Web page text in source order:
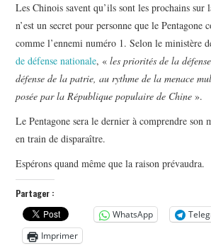
Les Chinois savent qu’ils sont les prochains sur
n’est un secret pour personne que le Pentagone
comme l’ennemi numéro 1. Selon le ministère
de défense nationale, «les priorités de la
défense de la patrie, au rythme de la menace
posée par la République populaire de Chine ».
Le Pentagone sera le dernier à comprendre son
en train de disparaître.
Espérons quand même que la raison prévaudra.
Partager :
WhatsApp
Imprimer